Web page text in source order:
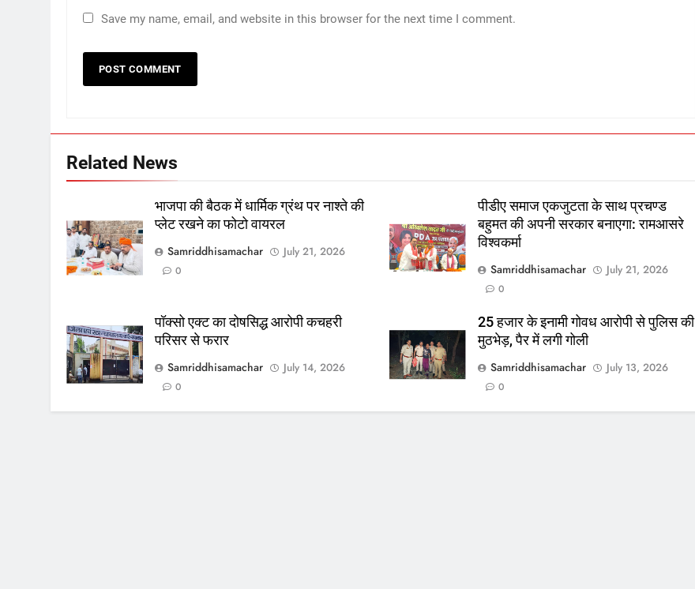
Save my name, email, and website in this browser for the next time I comment.
Related News
भाजपा की बैठक में धार्मिक ग्रंथ पर नाश्ते की
प्लेट रखने का फोटो वायरल
Samriddhisamachar
July 21, 2026
0
पीडीए समाज एकजुटता के साथ प्रचण्ड
बहुमत की अपनी सरकार बनाएगा: रामआसरे
विश्वकर्मा
Samriddhisamachar
July 21, 2026
0
पॉक्सो एक्ट का दोषसिद्ध आरोपी कचहरी
परिसर से फरार
Samriddhisamachar
July 14, 2026
0
25 हजार के इनामी गोवध आरोपी से पुलिस की
मुठभेड़, पैर में लगी गोली
Samriddhisamachar
July 13, 2026
0